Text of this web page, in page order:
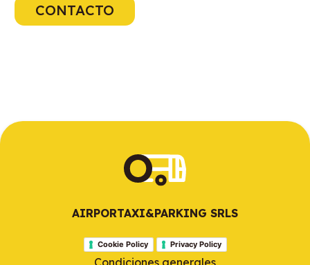
CONTACTO
AIRPORTAXI&PARKING SRLS
Cookie Policy Privacy Policy
Condiciones generales